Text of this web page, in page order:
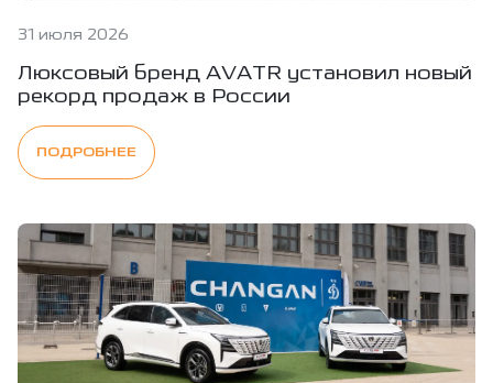
31 июля 2026
Люксовый бренд AVATR установил новый
рекорд продаж в России
ПОДРОБНЕЕ